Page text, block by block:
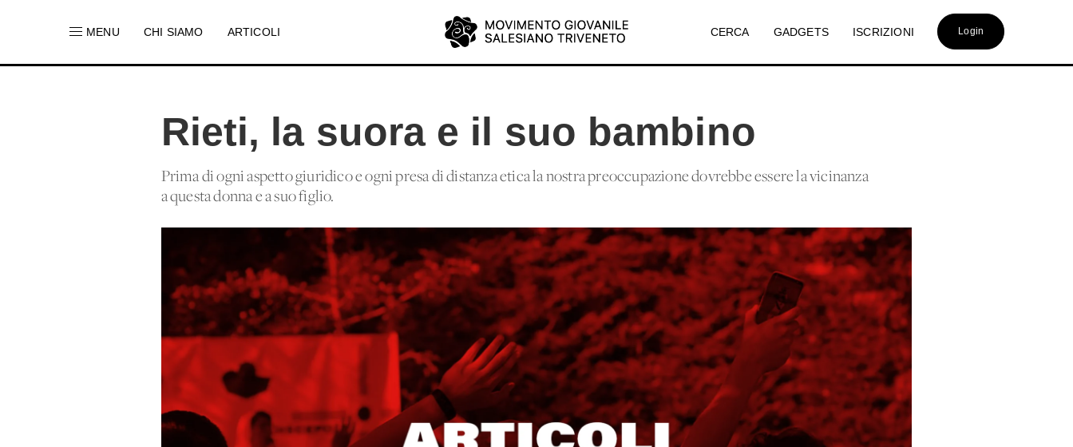
MENU CHI SIAMO ARTICOLI CERCA GADGETS ISCRIZIONI Login
Rieti, la suora e il suo bambino
Prima di ogni aspetto giuridico e ogni presa di distanza etica la nostra preoccupazione dovrebbe essere la vicinanza
a questa donna e a suo figlio.